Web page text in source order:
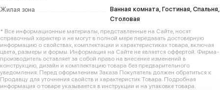
Жилая зона
Ванная комната, Гостиная, Спальня,
Столовая
* Все информационные материалы, представленные на Сайте, носят
справочный характер и не могут в полной мере передавать достоверную
информацию о свойствах, комплектации и характеристиках товара, включая
цвета, размеры и формы. Информация на Сайте не является оффертой. Фирма-
производитель оставляет за собой право на внесение изменений в
конструкцию, дизайн и комплектацию товара без предварительного
уведомления. Перед оформлением Заказа Покупатель должен обратиться к
Продавцу для уточнения свойств и характеристик Товара. Подробная
информация о товаре указывается в инструкции и на упаковке товара.